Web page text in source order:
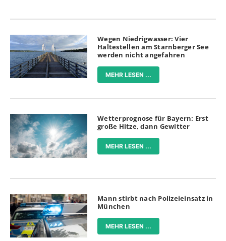
Wegen Niedrigwasser: Vier
Haltestellen am Starnberger See
werden nicht angefahren
MEHR LESEN ...
Wetterprognose für Bayern: Erst
große Hitze, dann Gewitter
MEHR LESEN ...
Mann stirbt nach Polizeieinsatz in
München
MEHR LESEN ...